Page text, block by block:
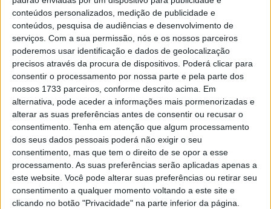
conteúdos personalizados, medição de publicidade e
conteúdos, pesquisa de audiências e desenvolvimento de
serviços. Com a sua permissão, nós e os nossos parceiros
poderemos usar identificação e dados de geolocalização
precisos através da procura de dispositivos. Poderá clicar para
consentir o processamento por nossa parte e pela parte dos
nossos 1733 parceiros, conforme descrito acima. Em
alternativa, pode aceder a informações mais pormenorizadas e
alterar as suas preferências antes de consentir ou recusar o
consentimento. Tenha em atenção que algum processamento
dos seus dados pessoais poderá não exigir o seu
consentimento, mas que tem o direito de se opor a esse
processamento. As suas preferências serão aplicadas apenas a
este website. Você pode alterar suas preferências ou retirar seu
consentimento a qualquer momento voltando a este site e
clicando no botão "Privacidade" na parte inferior da página.
Yamaha na quarta e quinta-feira.
As primeiras voltas indicaram uma corrida promissora
para Miller, que fez um bom arranque, subindo da 14ª
posição da grelha para a 10ª no final da primeira volta.
Embora tenha perdido algumas posições pouco depois,
manteve a 12ª posição até à volta 15 de 23, quando uma
queda significativa no desempenho dos pneus o obrigou a
reduzir consideravelmente a velocidade e a terminar em
14º.
Oliveira, por outro lado, foi apanhado no caos das
primeiras voltas e caiu da 15ª para a 19ª posição, apesar
de um arranque perfeito. Mas, graças ao ritmo